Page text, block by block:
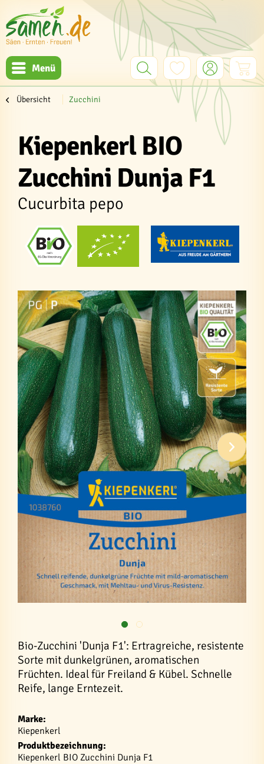
Menü
Übersicht Zucchini
Kiepenkerl BIO
Zucchini Dunja F1
Cucurbita pepo
Bio-Zucchini 'Dunja F1': Ertragreiche, resistente
Sorte mit dunkelgrünen, aromatischen
Früchten. Ideal für Freiland & Kübel. Schnelle
Reife, lange Erntezeit.
Marke:
Kiepenkerl
Produktbezeichnung:
Kiepenkerl BIO Zucchini Dunja F1